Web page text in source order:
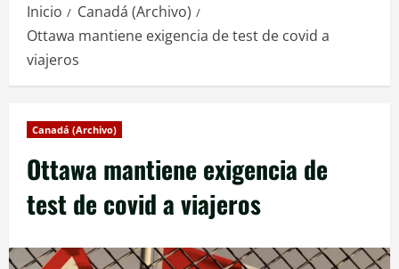
Inicio
Canadá (Archivo)
Ottawa mantiene exigencia de test de covid a
viajeros
Canadá (Archivo)
Ottawa mantiene exigencia de
test de covid a viajeros